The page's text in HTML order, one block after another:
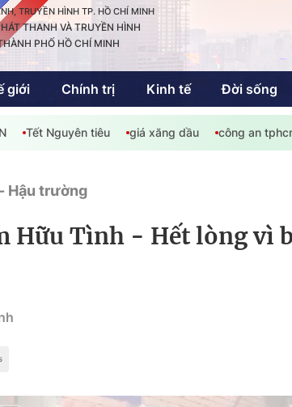
TRUYỀN HÌNH TP. HỒ CHÍ MINH
THANH VÀ TRUYỀN HÌNH
PHỐ HỒ CHÍ MINH
giới Chính trị Kinh tế Đời sống
thao
tế
Văn hóa - Giải trí
nghệ
Tết Nguyên tiêu giá xăng dầu công an
Hậu trường
Hữu Tình - Hết lòng vì